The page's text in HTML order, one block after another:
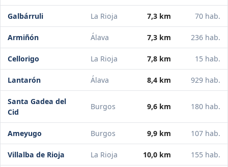
Galbárruli La Rioja 7,3 km 70 hab.
Armiñón Álava 7,3 km 236 hab.
Cellorigo La Rioja 7,8 km 15 hab.
Lantarón Álava 8,4 km 929 hab.
Santa Gadea del
Cid
Burgos 9,6 km 180 hab.
Ameyugo Burgos 9,9 km 107 hab.
Villalba de Rioja La Rioja 10,0 km 155 hab.